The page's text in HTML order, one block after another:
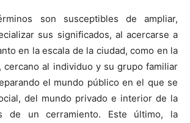
son susceptibles de ampliar,
sus significados, al acercarse a
en la escala de la ciudad, como en la
cercano al individuo y su grupo familiar
el mundo público en el que se
del mundo privado e interior de la
de un cerramiento. Este último, la